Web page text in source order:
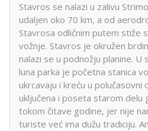
Stavros se nalazi u zalivu
udaljen oko 70 km, a od
Stavrosa odličnim putem stiže
vožnje. Stavros je okružen
nalazi se u podnožju planine. U
luna parka je početna stanica
ukrcavaju i kreću u polučasovni
uključena i poseta starom delu
tokom čitave godine, jer nije
turiste već ima dužu tradiciju.